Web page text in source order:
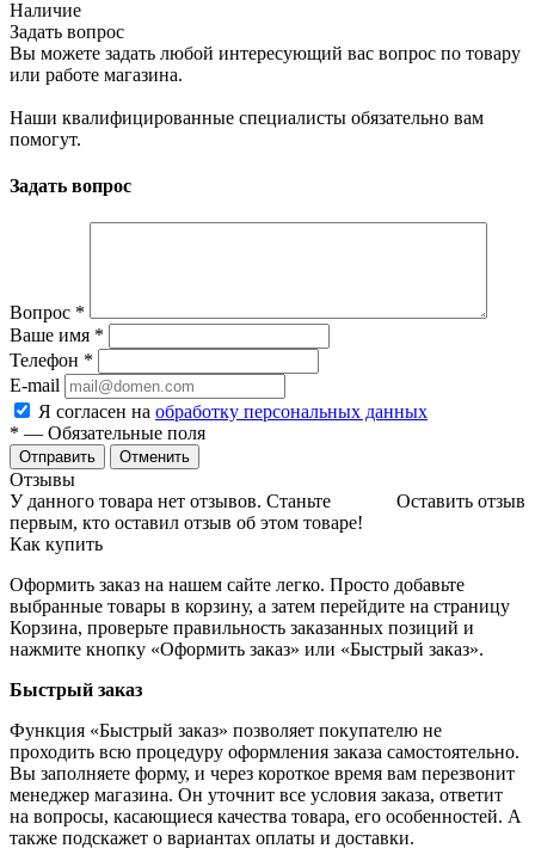
Наличие
Задать вопрос
Вы можете задать любой интересующий вас вопрос по товару
или работе магазина.
Наши квалифицированные специалисты обязательно вам
помогут.
Задать вопрос
Вопрос *
Ваше имя *
Телефон *
E-mail
Я согласен на обработку персональных данных
* — Обязательные поля
Отменить
Отзывы
Оставить отзыв
У данного товара нет отзывов. Станьте
первым, кто оставил отзыв об этом товаре!
Как купить
Оформить заказ на нашем сайте легко. Просто добавьте
выбранные товары в корзину, а затем перейдите на страницу
Корзина, проверьте правильность заказанных позиций и
нажмите кнопку «Оформить заказ» или «Быстрый заказ».
Быстрый заказ
Функция «Быстрый заказ» позволяет покупателю не
проходить всю процедуру оформления заказа самостоятельно.
Вы заполняете форму, и через короткое время вам перезвонит
менеджер магазина. Он уточнит все условия заказа, ответит
на вопросы, касающиеся качества товара, его особенностей. А
также подскажет о вариантах оплаты и доставки.